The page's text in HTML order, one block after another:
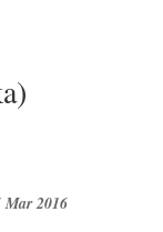
Mar 2016